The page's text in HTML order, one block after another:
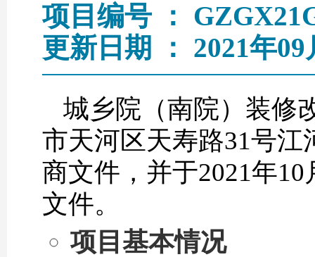
项目编号 ：
更新日期 ： 2021年09
城乡院（南院）装修
市天河区天寿路31号
商文件，并于2021年
文件。
项目基本情况